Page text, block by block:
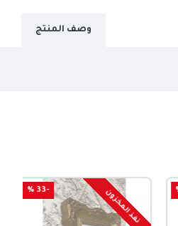
وصف المنتج
-33 % نفذ المخزون